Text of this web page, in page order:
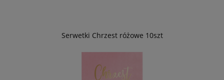
Serwetki Chrzest różowe 10szt